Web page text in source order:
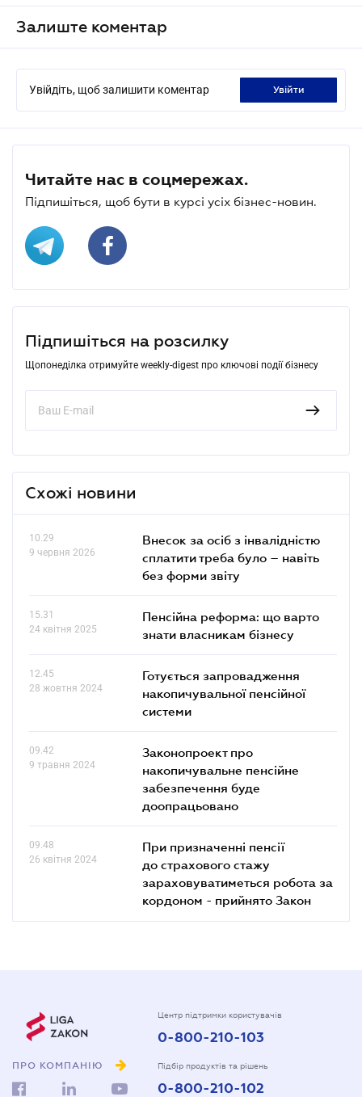
Залиште коментар
Увійдіть, щоб залишити коментар увійти
Читайте нас в соцмережах.
Підпишіться, щоб бути в курсі усіх бізнес-новин.
Підпишіться на розсилку
Щопонеділка отримуйте weekly-digest про ключові події бізнесу
Схожі новини
10.29
9 червня 2026
Внесок за осіб з інвалідністю
сплатити треба було – навіть
без форми звіту
15.31
24 квітня 2025
Пенсійна реформа: що варто
знати власникам бізнесу
12.45
28 жовтня 2024
Готується запровадження
накопичувальної пенсійної
системи
09.42
9 травня 2024
Законопроект про
накопичувальне пенсійне
забезпечення буде
доопрацьовано
09.48
26 квітня 2024
При призначенні пенсії
до страхового стажу
зараховуватиметься робота за
кордоном - прийнято Закон
ПРО КОМПАНІЮ
Центр підтримки користувачів
0-800-210-103
Підбір продуктів та рішень
0-800-210-102